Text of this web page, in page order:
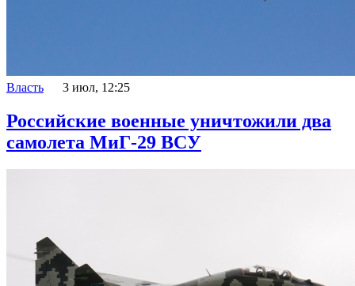
Власть 3 июл, 12:25
Российские военные уничтожили два
самолета МиГ-29 ВСУ